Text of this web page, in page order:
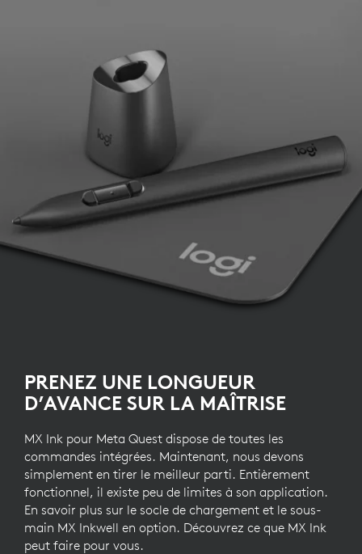
PRENEZ UNE LONGUEUR
D’AVANCE SUR LA MAÎTRISE
MX Ink pour Meta Quest dispose de toutes les
commandes intégrées. Maintenant, nous devons
simplement en tirer le meilleur parti. Entièrement
fonctionnel, il existe peu de limites à son application.
En savoir plus sur le socle de chargement et le sous-
main MX Inkwell en option. Découvrez ce que MX Ink
peut faire pour vous.